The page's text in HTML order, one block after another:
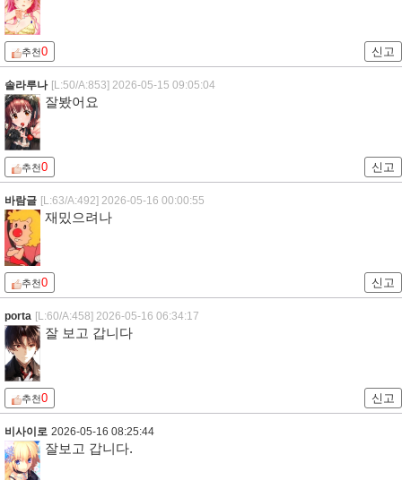
추천0 신고
솔라루나 [L:50/A:853] 2026-05-15 09:05:04
잘봤어요
추천0 신고
바람글 [L:63/A:492] 2026-05-16 00:00:55
재밌으려나
추천0 신고
porta [L:60/A:458] 2026-05-16 06:34:17
잘 보고 갑니다
추천0 신고
비사이로 2026-05-16 08:25:44
잘보고 갑니다.